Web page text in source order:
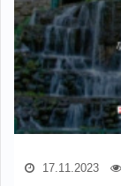
17.11.2023